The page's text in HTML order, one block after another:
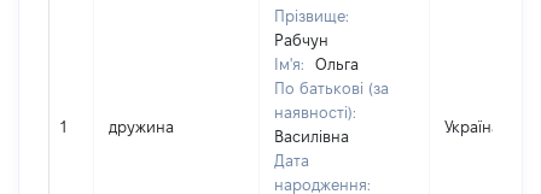
1 дружина
Прізвище:
Рабчун
Ім'я:
Ольга
По батькові (за
наявності):
Василівна
Дата
народження:
Україна